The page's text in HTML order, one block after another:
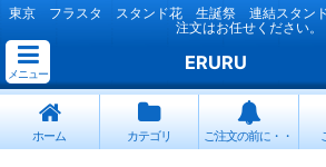
東京 フラスタ スタンド花 生誕祭 連結スタン
注文はお任せください。
メニュー
ERURU
ホーム カテゴリ ご注文の前に・・